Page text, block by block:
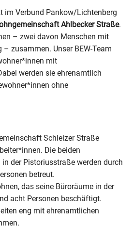
im Verbund Pankow/Lichtenberg
Ahlbecker Straße.
– zwei davon Menschen mit
zusammen. Unser BEW-Team
mit
werden sie ehrenamtlich
ohne
Schleizer Straße
Die beiden
der Pistoriusstraße werden durch
betreut.
das seine Büroräume in der
acht Personen beschäftigt.
eng mit ehrenamtlichen